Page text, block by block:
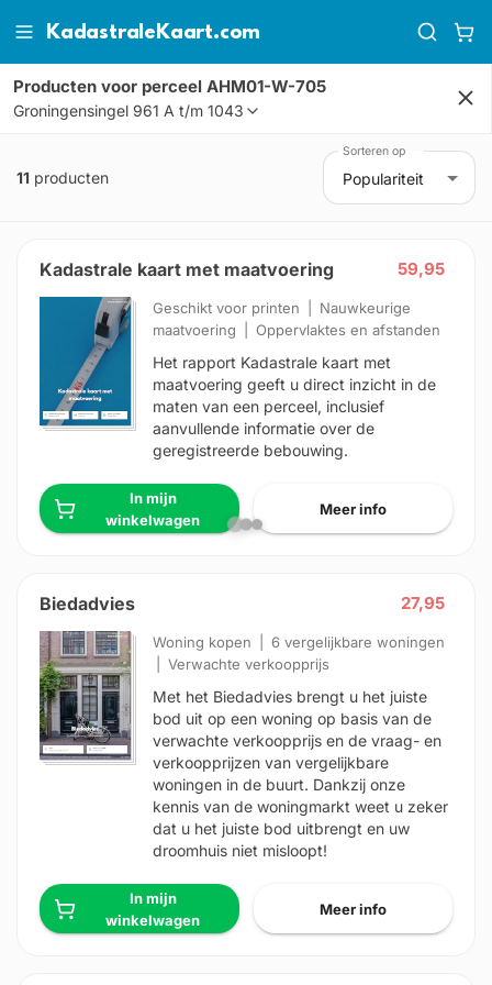
KadastraleKaart.com
Producten voor perceel AHM01-W-705
Groningensingel 961 A t/m 1043
11 producten
Sorteren op
Populariteit
Kadastrale kaart met maatvoering 59,95
Geschikt voor printen
Nauwkeurige
maatvoering
Oppervlaktes en afstanden
Het rapport Kadastrale kaart met
maatvoering geeft u direct inzicht in de
maten van een perceel, inclusief
aanvullende informatie over de
geregistreerde bebouwing.
In mijn
winkelwagen
Meer info
Biedadvies 27,95
Woning kopen
6 vergelijkbare woningen
Verwachte verkoopprijs
Met het Biedadvies brengt u het juiste
bod uit op een woning op basis van de
verwachte verkoopprijs en de vraag- en
verkoopprijzen van vergelijkbare
woningen in de buurt. Dankzij onze
kennis van de woningmarkt weet u zeker
dat u het juiste bod uitbrengt en uw
droomhuis niet misloopt!
In mijn
winkelwagen
Meer info
HD-Luchtfoto